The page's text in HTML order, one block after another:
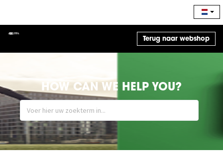
Terug naar webshop
HOW CAN WE HELP YOU?